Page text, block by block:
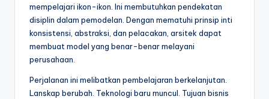
mempelajari ikon-ikon. Ini membutuhkan pendekatan
disiplin dalam pemodelan. Dengan mematuhi prinsip inti
konsistensi, abstraksi, dan pelacakan, arsitek dapat
membuat model yang benar-benar melayani
perusahaan.
Perjalanan ini melibatkan pembelajaran berkelanjutan.
Lanskap berubah. Teknologi baru muncul. Tujuan bisnis